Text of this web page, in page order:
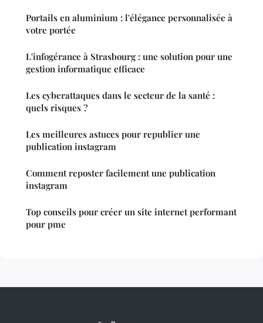
Portails en aluminium : l'élégance personnalisée à
votre portée
L'infogérance à Strasbourg : une solution pour une
gestion informatique efficace
Les cyberattaques dans le secteur de la santé :
quels risques ?
Les meilleures astuces pour republier une
publication instagram
Comment reposter facilement une publication
instagram
Top conseils pour créer un site internet performant
pour pme